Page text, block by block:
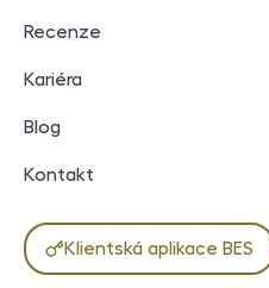
Recenze
Kariéra
Blog
Kontakt
Klientská aplikace BES